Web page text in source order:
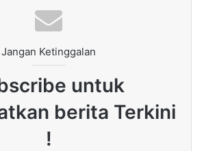
Jangan Ketinggalan
untuk
berita Terkini
!